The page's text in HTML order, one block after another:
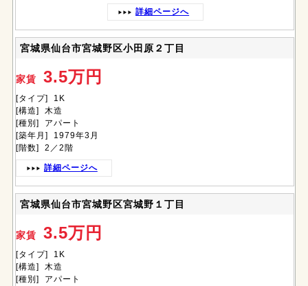
詳細ページへ
宮城県仙台市宮城野区小田原２丁目
家賃 3.5万円
[タイプ] 1K
[構造] 木造
[種別] アパート
[築年月] 1979年3月
[階数] 2／2階
詳細ページへ
宮城県仙台市宮城野区宮城野１丁目
家賃 3.5万円
[タイプ] 1K
[構造] 木造
[種別] アパート